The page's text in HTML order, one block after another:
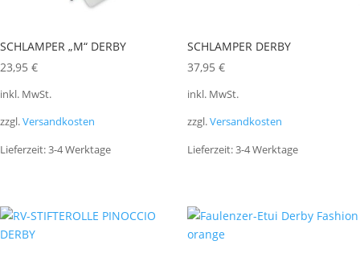
SCHLAMPER „M“ DERBY
23,95 €
inkl. MwSt.
zzgl.Versandkosten
Lieferzeit:3-4 Werktage
SCHLAMPER DERBY
37,95 €
inkl. MwSt.
zzgl.Versandkosten
Lieferzeit:3-4 Werktage